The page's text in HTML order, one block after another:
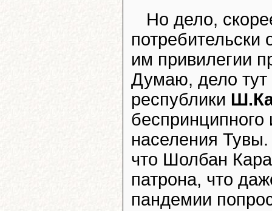
Но дело,
им привилегии
Думаю, дело
республики
населения
что Шолбан
патрона, что
пандемии